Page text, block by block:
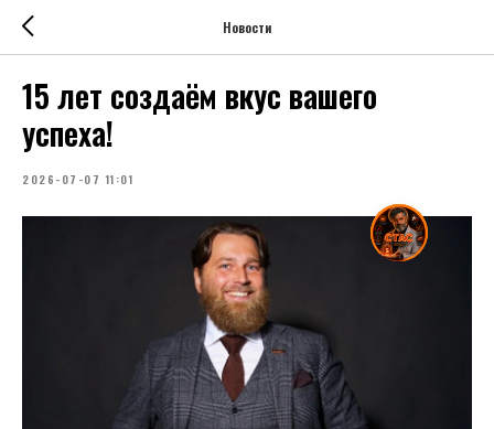
Новости
15 лет создаём вкус вашего
успеха!
2026-07-07 11:01